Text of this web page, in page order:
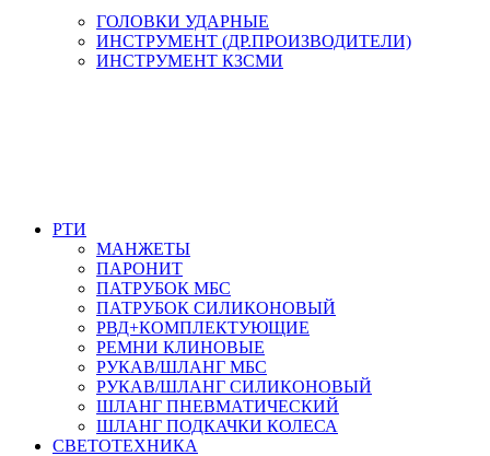
ГОЛОВКИ УДАРНЫЕ
ИНСТРУМЕНТ (ДР.ПРОИЗВОДИТЕЛИ)
ИНСТРУМЕНТ КЗСМИ
РТИ
МАНЖЕТЫ
ПАРОНИТ
ПАТРУБОК МБС
ПАТРУБОК СИЛИКОНОВЫЙ
РВД+КОМПЛЕКТУЮЩИЕ
РЕМНИ КЛИНОВЫЕ
РУКАВ/ШЛАНГ МБС
РУКАВ/ШЛАНГ СИЛИКОНОВЫЙ
ШЛАНГ ПНЕВМАТИЧЕСКИЙ
ШЛАНГ ПОДКАЧКИ КОЛЕСА
СВЕТОТЕХНИКА